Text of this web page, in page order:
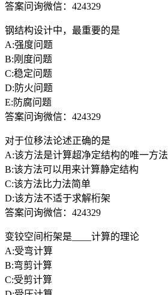
答案问询微信：424329
钢结构设计中，最重要的是
A:强度问题
B:刚度问题
C:稳定问题
D:防火问题
E:防腐问题
答案问询微信：424329
对于位移法论述正确的是
A:该方法是计算超净定结构的唯一方法
B:该方法可以用来计算静定结构
C:该方法比力法简单
D:该方法不适于求解桁架
答案问询微信：424329
变铰空间桁架是____计算的理论
A:受弯计算
B:弯剪计算
C:受剪计算